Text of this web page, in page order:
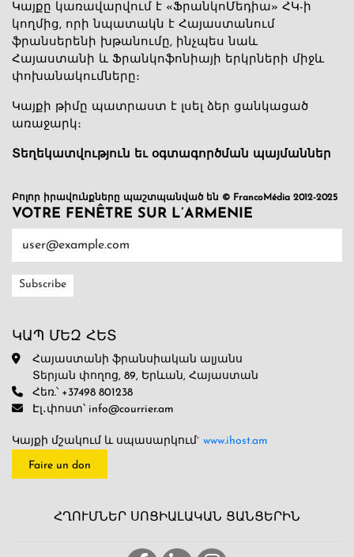
Կայքը կառավարվում է «ՖրանկոՄեդիա» ՀԿ-ի
կողմից, որի նպատակն է Հայաստանում
ֆրանսերենի խթանումը, ինչպես նաև
Հայաստանի և Ֆրանկոֆոնիայի երկրների միջև
փոխանակումները։
Կայքի թիմը պատրաստ է լսել ձեր ցանկացած
առաջարկ։
Տեղեկատվություն եւ օգտագործման պայմաններ
Բոլոր իրավունքները պաշտպանված են © FrancoMédia 2012-2025
VOTRE FENÊTRE SUR L’ARMENIE
ԿԱՊ ՄԵԶ ՀԵՏ
Հայաստանի ֆրանսիական ալյանս
Տերյան փողոց, 89, Երևան, Հայաստան
Հեռ.՝ +37498 801238
Էլ․փոստ՝ info@courrier.am
Կայքի մշակում և սպասարկում` www.ihost.am
Faire un don
ՀՂՈՒՄՆԵՐ ՍՈՑԻԱԼԱԿԱՆ ՑԱՆՑԵՐԻՆ